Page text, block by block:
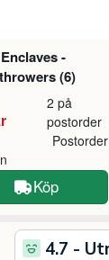
-
(6)
2 på
postorder
Postorder
Köp